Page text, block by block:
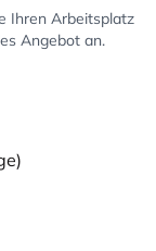
Ihren Arbeitsplatz
Angebot an.